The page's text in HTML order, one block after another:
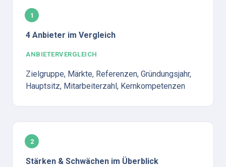
1
4 Anbieter im Vergleich
ANBIETERVERGLEICH
Zielgruppe, Märkte, Referenzen, Gründungsjahr,
Hauptsitz, Mitarbeiterzahl, Kernkompetenzen
2
Stärken & Schwächen im Überblick